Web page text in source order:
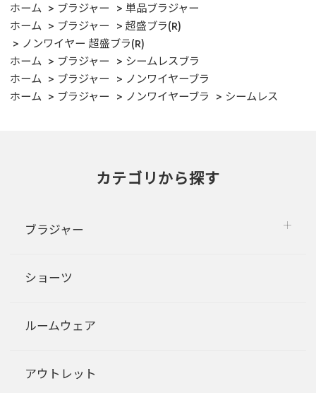
ホーム
ブラジャー
単品ブラジャー
ホーム
ブラジャー
超盛ブラ(R)
ノンワイヤー 超盛ブラ(R)
ホーム
ブラジャー
シームレスブラ
ホーム
ブラジャー
ノンワイヤーブラ
ホーム
ブラジャー ノンワイヤーブラ シームレス
カテゴリから探す
ブラジャー
ショーツ
ルームウェア
アウトレット